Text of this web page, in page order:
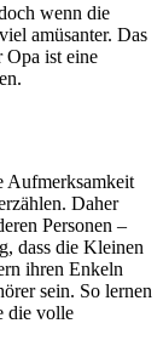
wenn die
amüsanter. Das
Opa ist eine
Aufmerksamkeit
Daher
Personen –
dass die Kleinen
ihren Enkeln
sein. So lernen
die volle